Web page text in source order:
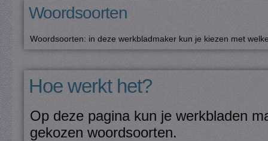
Woordsoorten
Woordsoorten: in deze werkbladmaker kun je kiezen met
Hoe werkt het?
Op deze pagina kun je werkbladen
gekozen woordsoorten.